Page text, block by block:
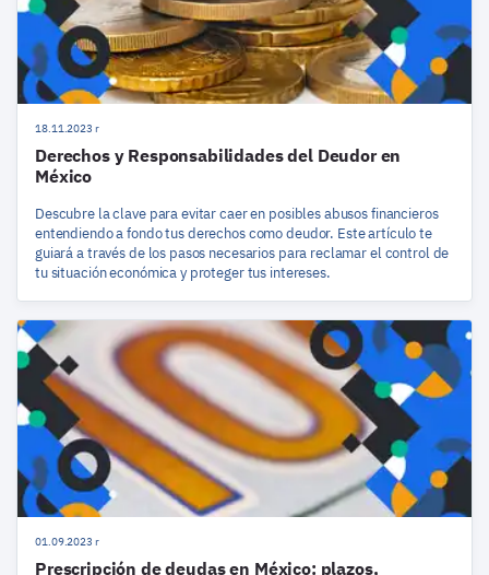
18.11.2023 r
Derechos y Responsabilidades del Deudor en
México
Descubre la clave para evitar caer en posibles abusos financieros
entendiendo a fondo tus derechos como deudor. Este artículo te
guiará a través de los pasos necesarios para reclamar el control de
tu situación económica y proteger tus intereses.
01.09.2023 r
Prescripción de deudas en México: plazos,